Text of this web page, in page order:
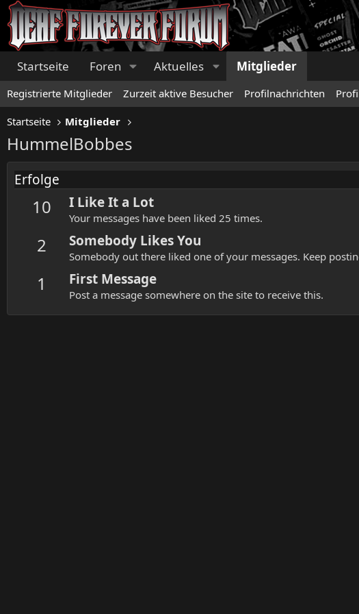
Startseite Foren Aktuelles Mitglieder
Registrierte Mitglieder Zurzeit aktive Besucher Profilnachrichten
Startseite Mitglieder
HummelBobbes
Erfolge
10 I Like It a Lot
Your messages have been liked 25 times.
2 Somebody Likes You
Somebody out there liked one of your messages. Keep
1 First Message
Post a message somewhere on the site to receive this.